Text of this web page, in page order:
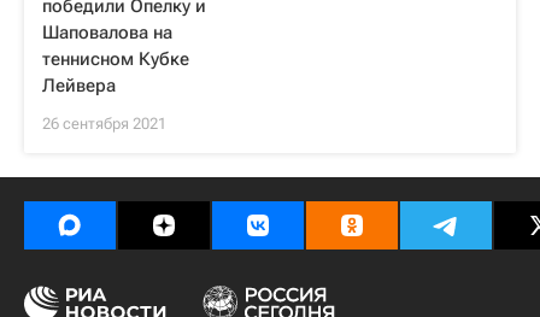
победили Опелку и
Шаповалова на
теннисном Кубке
Лейвера
26 сентября 2021